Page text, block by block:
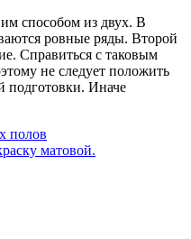
способом из двух. В
ровные ряды. Второй
Справиться с таковым
не следует положить
подготовки. Иначе
полов
матовой.